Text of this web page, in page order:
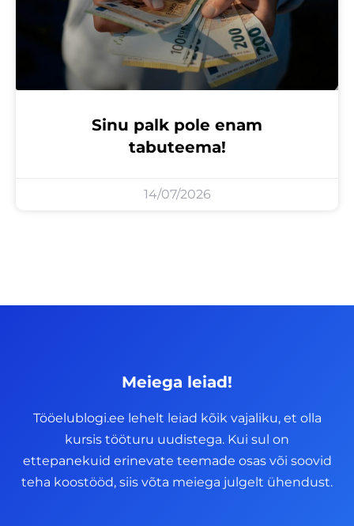
Sinu palk pole enam
tabuteema!
14/07/2026
Meiega leiad!
Tööelublogi.ee lehelt leiad kõik vajaliku, et olla
kursis tööturu uudistega. Kui sul on
ettepanekuid erinevate teemade osas või soovid
teha koostööd, siis võta meiega julgelt ühendust.